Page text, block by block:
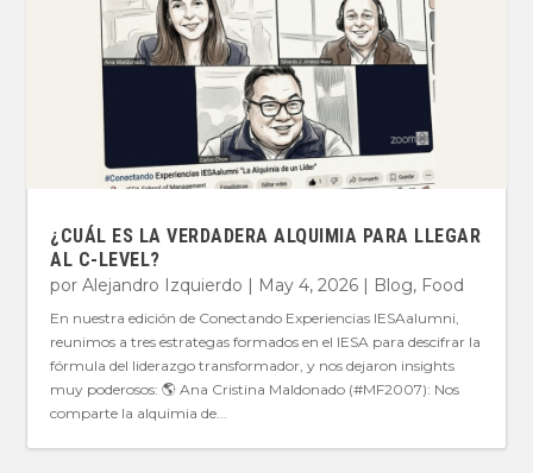
¿CUÁL ES LA VERDADERA ALQUIMIA PARA LLEGAR
AL C-LEVEL?
porAlejandro Izquierdo | May 4, 2026 | Blog, Food
En nuestra edición de Conectando Experiencias IESAalumni,
reunimos a tres estrategas formados en el IESA para descifrar la
fórmula del liderazgo transformador, y nos dejaron insights
muy poderosos: 🌎 Ana Cristina Maldonado (#MF2007): Nos
comparte la alquimia de...